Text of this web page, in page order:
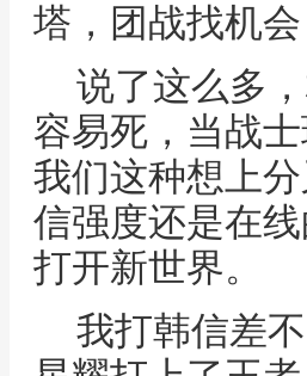
塔，团战找机
说了这么多
容易死，当战
我们这种想上
信强度还是在
打开新世界。
我打韩信差